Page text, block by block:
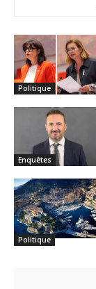
Politique
Enquêtes
Politique